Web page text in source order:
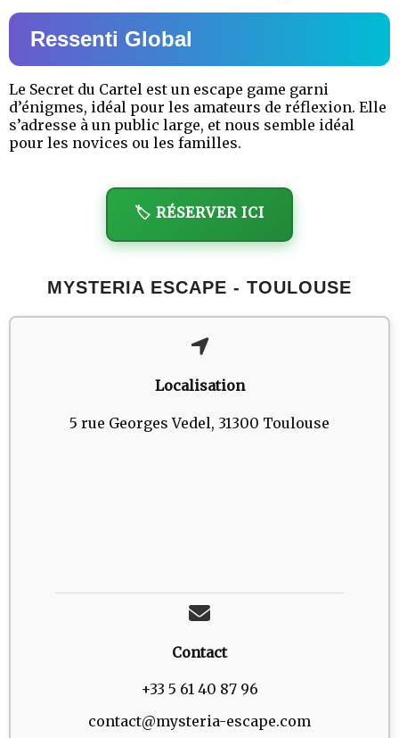
Ressenti Global
Le Secret du Cartel est un escape game garni
d’énigmes, idéal pour les amateurs de réflexion. Elle
s’adresse à un public large, et nous semble idéal
pour les novices ou les familles.
🏷️ RÉSERVER ICI
MYSTERIA ESCAPE - TOULOUSE
Localisation
5 rue Georges Vedel, 31300 Toulouse
Contact
+33 5 61 40 87 96
contact@mysteria-escape.com